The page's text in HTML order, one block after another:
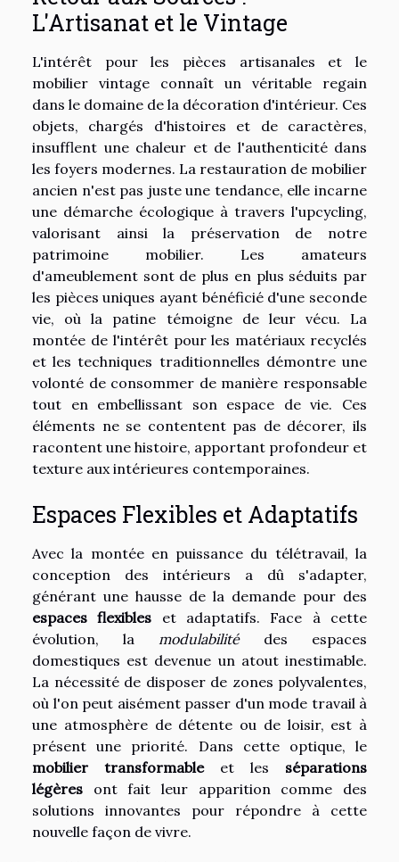
L'Artisanat et le Vintage
L'intérêt pour les pièces artisanales et le
mobilier vintage connaît un véritable regain
dans le domaine de la décoration d'intérieur. Ces
objets, chargés d'histoires et de caractères,
insufflent une chaleur et de l'authenticité dans
les foyers modernes. La restauration de mobilier
ancien n'est pas juste une tendance, elle incarne
une démarche écologique à travers l'upcycling,
valorisant ainsi la préservation de notre
patrimoine mobilier. Les amateurs
d'ameublement sont de plus en plus séduits par
les pièces uniques ayant bénéficié d'une seconde
vie, où la patine témoigne de leur vécu. La
montée de l'intérêt pour les matériaux recyclés
et les techniques traditionnelles démontre une
volonté de consommer de manière responsable
tout en embellissant son espace de vie. Ces
éléments ne se contentent pas de décorer, ils
racontent une histoire, apportant profondeur et
texture aux intérieures contemporaines.
Espaces Flexibles et Adaptatifs
Avec la montée en puissance du télétravail, la
conception des intérieurs a dû s'adapter,
générant une hausse de la demande pour des
espaces flexibles et adaptatifs. Face à cette
évolution, la modulabilitédes espaces
domestiques est devenue un atout inestimable.
La nécessité de disposer de zones polyvalentes,
où l'on peut aisément passer d'un mode travail à
une atmosphère de détente ou de loisir, est à
présent une priorité. Dans cette optique, le
mobilier transformableet les séparations
légères ont fait leur apparition comme des
solutions innovantes pour répondre à cette
nouvelle façon de vivre.